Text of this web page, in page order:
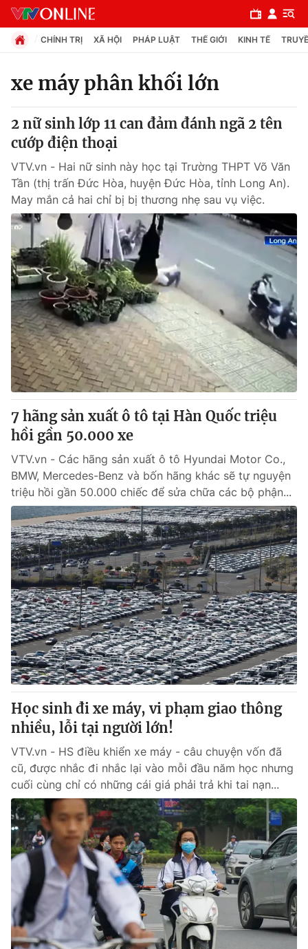
Chuyên mục
Chính trị
Xã hội
Pháp luật
Y tế
Thế giới
Tin tức
Thế giới đó đây
Câu chuyện quốc tế
Kinh tế
Tài chính
Thị trường
Góc doanh nghiệp
Dữ liệu và đời sống
Truyền hình
Phim VTV
Hậu trường
Nhân vật
Khán giả
Giải sao mai
Giải trí
Điện ảnh
Âm nhạc
Sao
Đời sống
Du lịch
Làm đẹp
Chất lượng cuộc sống
Giáo dục
Tuyển sinh
Học trực tuyến
Công nghệ
Hitech Công nghệ tương lai
Sản phẩm
Thị trường
Tư vấn
Giao lưu trực tuyến
Lịch phát sóng
Chuyên mục khác
Emagazine Podcast
Photo Infographic
Video Shorts video
VTV Money VTV Thể thao
VTV Sức khoẻ Bất động sản
Thị trường 24h Tấm lòng Việt
CHÍNH TRỊ XÃ HỘI PHÁP LUẬT THẾ GIỚI KINH TẾ
xe máy phân khối lớn
2 nữ sinh lớp 11 can đảm đánh ngã 2 tên
cướp điện thoại
VTV.vn - Hai nữ sinh này học tại Trường THPT Võ Văn
Tần (thị trấn Đức Hòa, huyện Đức Hòa, tỉnh Long An).
May mắn cả hai chỉ bị bị thương nhẹ sau vụ việc.
7 hãng sản xuất ô tô tại Hàn Quốc triệu
hồi gần 50.000 xe
VTV.vn - Các hãng sản xuất ô tô Hyundai Motor Co.,
BMW, Mercedes-Benz và bốn hãng khác sẽ tự nguyện
triệu hồi gần 50.000 chiếc để sửa chữa các bộ phận...
Học sinh đi xe máy, vi phạm giao thông
nhiều, lỗi tại người lớn!
VTV.vn - HS điều khiển xe máy - câu chuyện vốn đã
cũ, được nhắc đi nhắc lại vào mỗi đầu năm học nhưng
cuối cùng chỉ có những cái giá phải trả khi tai nạn...